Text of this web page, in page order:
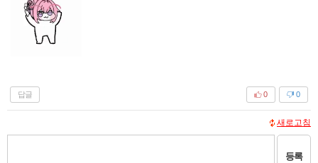
답글 0
0
새로고침
등록